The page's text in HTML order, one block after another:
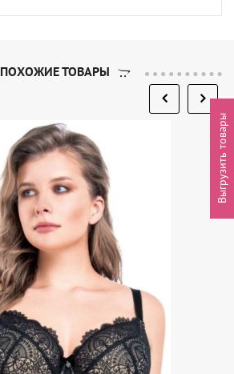
ПОХОЖИЕ ТОВАРЫ
Выгрузить товары